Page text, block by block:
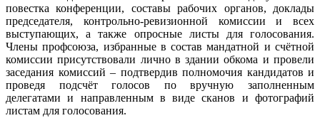
повестка конференции, составы рабочих органов, доклады
председателя, контрольно-ревизионной комиссии и всех
выступающих, а также опросные листы для голосования.
Члены профсоюза, избранные в состав мандатной и счётной
комиссии присутствовали лично в здании обкома и провели
заседания комиссий – подтвердив полномочия кандидатов и
проведя подсчёт голосов по вручную заполненным
делегатами и направленным в виде сканов и фотографий
листам для голосования.